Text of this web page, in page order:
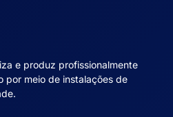
e produz profissionalmente
meio de instalações de